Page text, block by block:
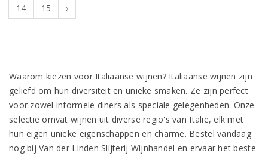
14
15 ›
Waarom kiezen voor Italiaanse wijnen? Italiaanse wijnen zijn
geliefd om hun diversiteit en unieke smaken. Ze zijn perfect
voor zowel informele diners als speciale gelegenheden. Onze
selectie omvat wijnen uit diverse regio's van Italië, elk met
hun eigen unieke eigenschappen en charme. Bestel vandaag
nog bij Van der Linden Slijterij Wijnhandel en ervaar het beste